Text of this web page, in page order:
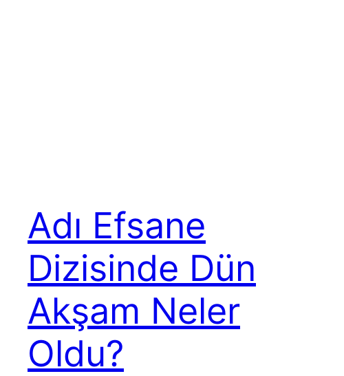
Adı Efsane
Dizisinde Dün
Akşam Neler
Oldu?